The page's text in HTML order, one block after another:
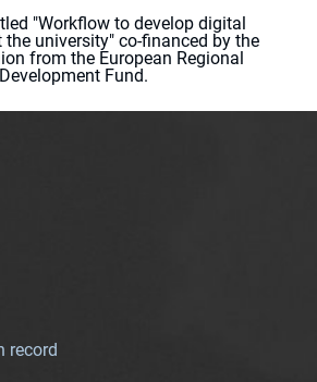
"Workflow to develop digital
university" co-financed by the
from the European Regional
Development Fund.
record